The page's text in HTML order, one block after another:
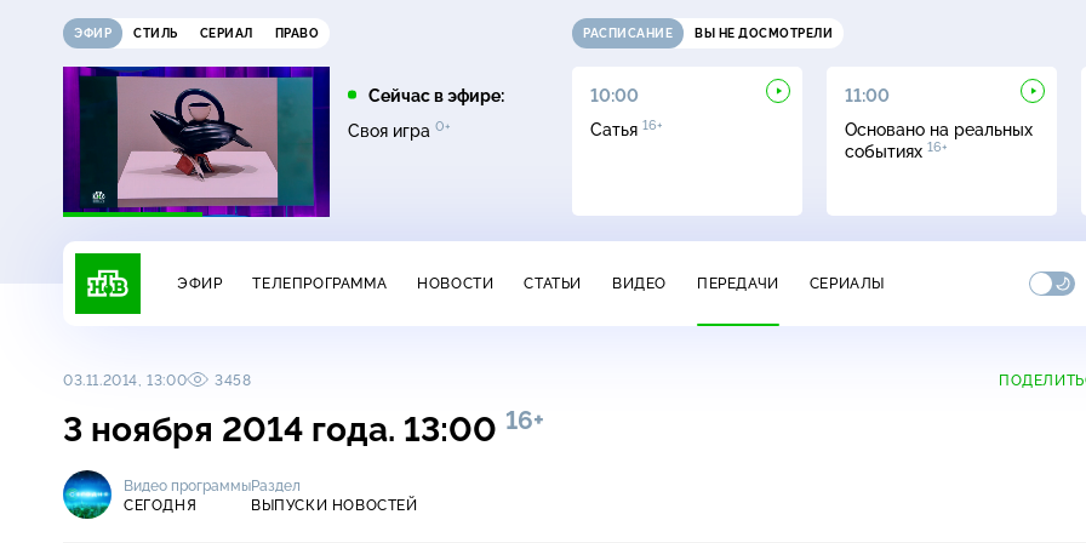
ЭФИР СТИЛЬ СЕРИАЛ ПРАВО
Сейчас в эфире:
Своя игра 0+
РАСПИСАНИЕ ВЫ НЕ ДОСМОТРЕЛИ
08:00
Живая еда
12+
09:00
Квартирный вопрос
10:00
Сатья 16+
11:00
Основано на реальных
событиях 16+
ЭФИР ТЕЛЕПРОГРАММА НОВОСТИ СТАТЬИ ВИДЕО ПЕРЕДАЧИ СЕРИАЛЫ
03.11.2014, 13:00 3458
3 ноября 2014 года. 13:00 16+
Видео программы
СЕГОДНЯ
Раздел
ВЫПУСКИ НОВОСТЕЙ